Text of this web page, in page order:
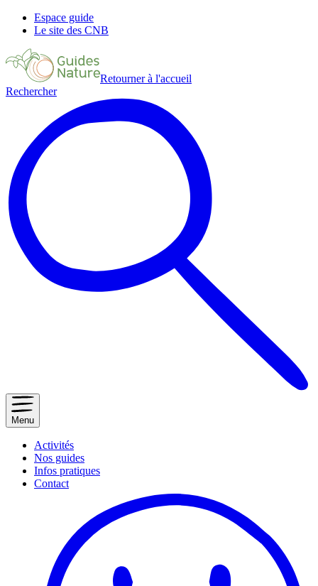
Espace guide
Le site des CNB
Retourner à l'accueil
Rechercher
Menu
Activités
Nos guides
Infos pratiques
Contact